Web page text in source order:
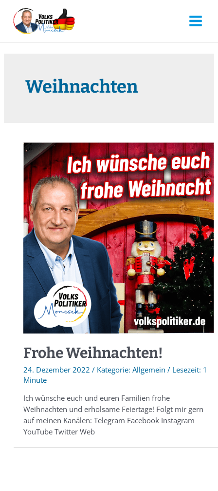
Weihnachten
Frohe Weihnachten!
24. Dezember 2022 / Allgemein /
1
Minute
Ich wünsche euch und euren Familien frohe
Weihnachten und erholsame Feiertage! Folgt mir gern
auf meinen Kanälen: Telegram Facebook Instagram
YouTube Twitter Web